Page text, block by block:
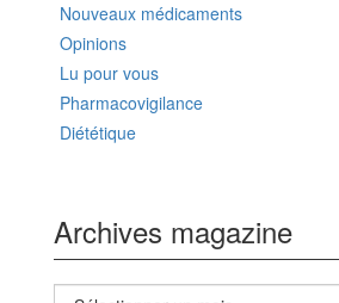
Nouveaux médicaments
Opinions
Lu pour vous
Pharmacovigilance
Diététique
Archives magazine
Archives